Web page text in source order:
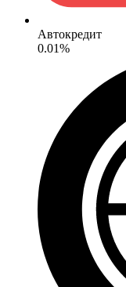
Автокредит
0.01%